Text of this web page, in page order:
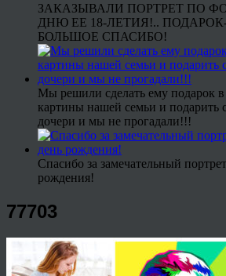
ЗАКАЗЫВАЛИ ПОРТРЕТ ПО
ДНЮ ЕЕ 18-ЛЕТИЯ!..
БОЛЬШОЕ СПАСИБО!
Мы решили сделать ему подарок в
картины нашей семьи и подарить
дочери и мы не прогадали!!!
Спасибо за замечательный
рождения!
77703